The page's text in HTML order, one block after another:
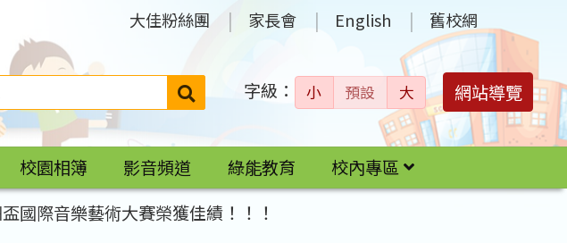
大佳粉絲團 家長會 English 舊校網
搜
字級： 小 預設 大 網站導覽
校園相簿 影音頻道 綠能教育
校內專區
國際音樂藝術大賽榮獲佳績！！！